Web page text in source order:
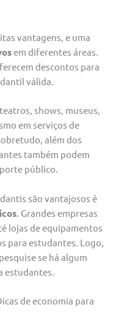
vantagens, e uma
em diferentes áreas.
descontos para
válida.
shows, museus,
em serviços de
além dos
também podem
público.
são vantajosos é
. Grandes empresas
lojas de equipamentos
para estudantes. Logo,
se há algum
estudantes.
de economia para